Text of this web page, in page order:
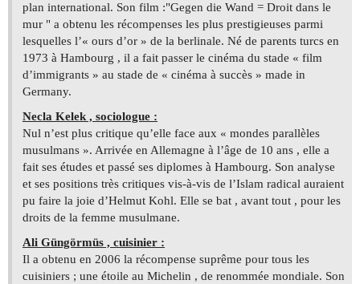
plan international. Son film :"Gegen die Wand = Droit dans le
mur " a obtenu les récompenses les plus prestigieuses parmi
lesquelles l’« ours d’or » de la berlinale. Né de parents turcs en
1973 à Hambourg , il a fait passer le cinéma du stade « film
d’immigrants » au stade de « cinéma à succès » made in
Germany.
Necla Kelek , sociologue :
Nul n’est plus critique qu’elle face aux « mondes parallèles
musulmans ». Arrivée en Allemagne à l’âge de 10 ans , elle a
fait ses études et passé ses diplomes à Hambourg. Son analyse
et ses positions très critiques vis-à-vis de l’Islam radical auraient
pu faire la joie d’Helmut Kohl. Elle se bat , avant tout , pour les
droits de la femme musulmane.
Ali Güngörmüs , cuisinier :
Il a obtenu en 2006 la récompense suprême pour tous les
cuisiniers ; une étoile au Michelin , de renommée mondiale. Son